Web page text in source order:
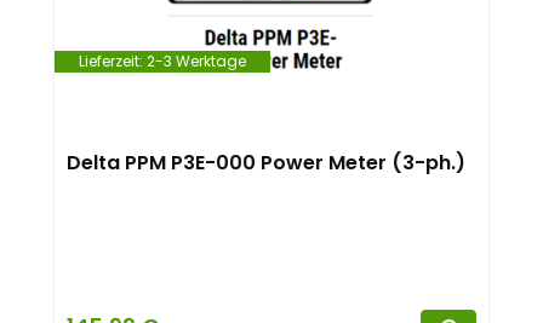
Lieferzeit: 2-3 Werktage
Delta PPM P3E-000 Power Meter (3-ph.)